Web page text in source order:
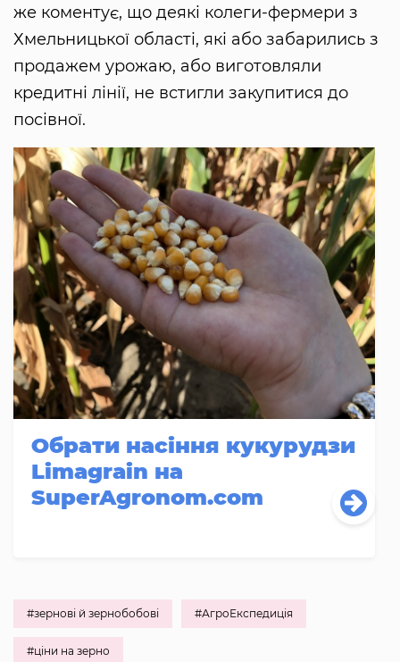
же коментує, що деякі колеги-фермери з
Хмельницької області, які або забарились з
продажем урожаю, або виготовляли
кредитні лінії, не встигли закупитися до
посівної.
Обрати насіння кукурудзи
Limagrain на
SuperAgronom.com
#зернові й зернобобові #АгроЕкспедиція
#ціни на зерно